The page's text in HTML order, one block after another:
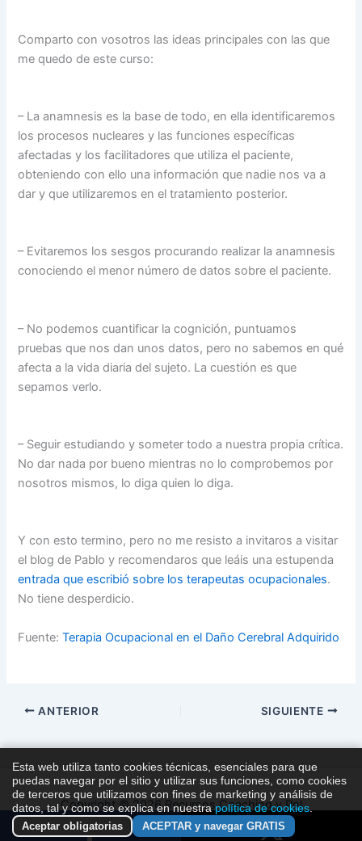
Comparto con vosotros las ideas principales con las que
me quedo de este curso:
– La anamnesis es la base de todo, en ella identificaremos
los procesos nucleares y las funciones específicas
afectadas y los facilitadores que utiliza el paciente,
obteniendo con ello una información que nadie nos va a
dar y que utilizaremos en el tratamiento posterior.
– Evitaremos los sesgos procurando realizar la anamnesis
conociendo el menor número de datos sobre el paciente.
– No podemos cuantificar la cognición, puntuamos
pruebas que nos dan unos datos, pero no sabemos en qué
afecta a la vida diaria del sujeto. La cuestión es que
sepamos verlo.
– Seguir estudiando y someter todo a nuestra propia crítica.
No dar nada por bueno mientras no lo comprobemos por
nosotros mismos, lo diga quien lo diga.
Y con esto termino, pero no me resisto a invitaros a visitar
el blog de Pablo y recomendaros que leáis una estupenda
entrada que escribió sobre los terapeutas ocupacionales.
No tiene desperdicio.
Fuente:Terapia Ocupacional en el Daño Cerebral Adquirido
ANTERIOR SIGUIENTE
Copyright © 2026 Recursos Coaching y Pnl
Esta web utiliza tanto cookies técnicas, esenciales para que
puedas navegar por el sitio y utilizar sus funciones, como cookies
de terceros que utilizamos con fines de marketing y análisis de
datos, tal y como se explica en nuestrapolítica de cookies.
Aceptar obligatorias ACEPTAR y navegar GRATIS